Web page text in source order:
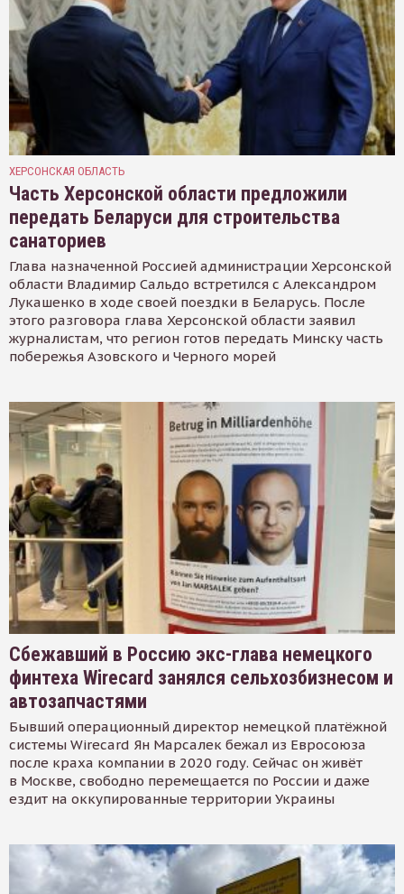
ХЕРСОНСКАЯ ОБЛАСТЬ
Часть Херсонской области предложили
передать Беларуси для строительства
санаториев
Глава назначенной Россией администрации Херсонской
области Владимир Сальдо встретился с Александром
Лукашенко в ходе своей поездки в Беларусь. После
этого разговора глава Херсонской области заявил
журналистам, что регион готов передать Минску часть
побережья Азовского и Черного морей
Сбежавший в Россию экс-глава немецкого
финтеха Wirecard занялся сельхозбизнесом и
автозапчастями
Бывший операционный директор немецкой платёжной
системы Wirecard Ян Марсалек бежал из Евросоюза
после краха компании в 2020 году. Сейчас он живёт
в Москве, свободно перемещается по России и даже
ездит на оккупированные территории Украины